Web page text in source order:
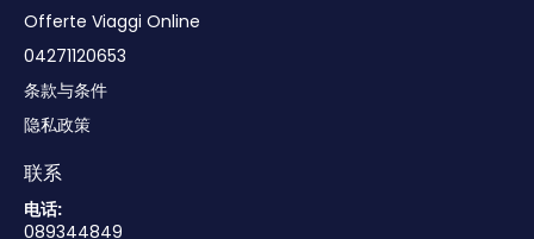
Offerte Viaggi Online
04271120653
条款与条件
隐私政策
联系
电话:
089344849